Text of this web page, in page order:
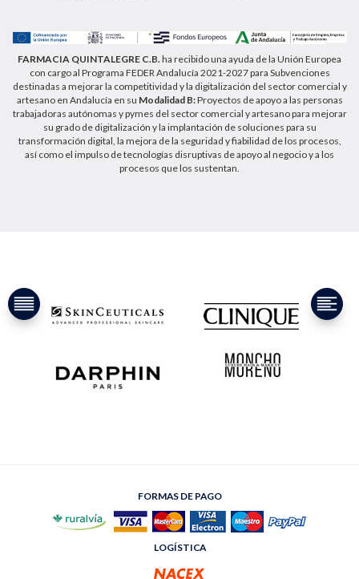
FARMACIA QUINTALEGRE C.B.ha recibido una ayuda de la Unión Europea
con cargo al Programa FEDER Andalucía 2021-2027 para Subvenciones
destinadas a mejorar la competitividad y la digitalización del sector comercial y
artesano en Andalucía en su Modalidad B:Proyectos de apoyo a las personas
trabajadoras autónomas y pymes del sector comercial y artesano para mejorar
su grado de digitalización y la implantación de soluciones para su
transformación digital, la mejora de la seguridad y fiabilidad de los procesos,
así como el impulso de tecnologías disruptivas de apoyo al negocio y a los
procesos que los sustentan.
FORMAS DE PAGO
LOGÍSTICA